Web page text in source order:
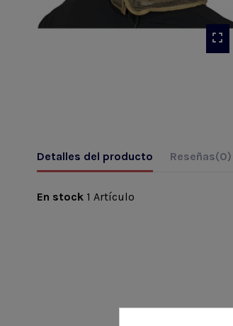
Detalles del producto Reseñas(0)
En stock 1 Artículo